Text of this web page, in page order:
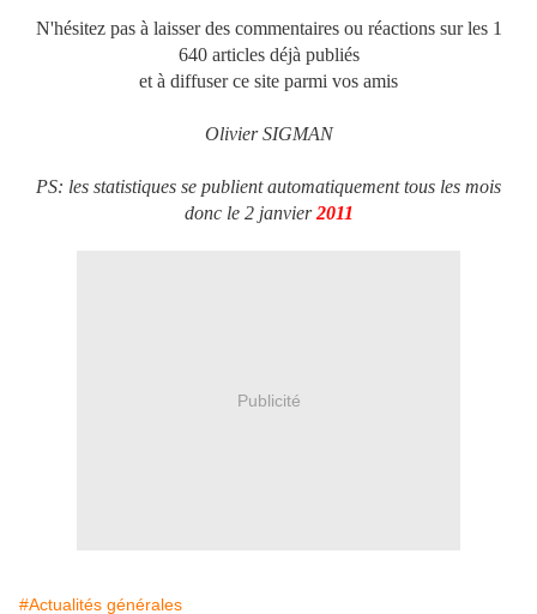
N'hésitez pas à laisser des commentaires ou réactions sur les 1
640 articles déjà publiés
et à diffuser ce site parmi vos amis
Olivier SIGMAN
PS: les statistiques se publient automatiquement tous les mois
donc le 2 janvier2011
Publicité
#Actualités générales